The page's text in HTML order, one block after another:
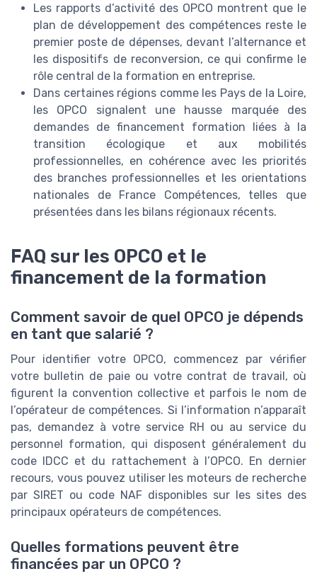
Les rapports d’activité des OPCO montrent que le
plan de développement des compétences reste le
premier poste de dépenses, devant l’alternance et
les dispositifs de reconversion, ce qui confirme le
rôle central de la formation en entreprise.
Dans certaines régions comme les Pays de la Loire,
les OPCO signalent une hausse marquée des
demandes de financement formation liées à la
transition écologique et aux mobilités
professionnelles, en cohérence avec les priorités
des branches professionnelles et les orientations
nationales de France Compétences, telles que
présentées dans les bilans régionaux récents.
FAQ sur les OPCO et le
financement de la formation
Comment savoir de quel OPCO je dépends
en tant que salarié ?
Pour identifier votre OPCO, commencez par vérifier
votre bulletin de paie ou votre contrat de travail, où
figurent la convention collective et parfois le nom de
l’opérateur de compétences. Si l’information n’apparaît
pas, demandez à votre service RH ou au service du
personnel formation, qui disposent généralement du
code IDCC et du rattachement à l’OPCO. En dernier
recours, vous pouvez utiliser les moteurs de recherche
par SIRET ou code NAF disponibles sur les sites des
principaux opérateurs de compétences.
Quelles formations peuvent être
financées par un OPCO ?